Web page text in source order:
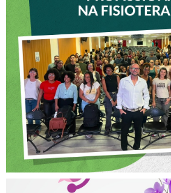
VICE-
CREFITO-7
OFICINA SOBRE
POSTURA
NA